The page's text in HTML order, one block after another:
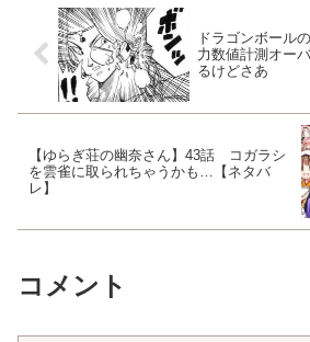
ドラゴンボール
力数値計測オー
るけどさあ
【ゆらぎ荘の幽奈さん】43話 コガラシ
を雲雀に取られちゃうかも…【ネタバ
レ】
コメント